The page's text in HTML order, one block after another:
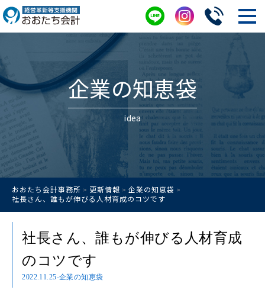
企業の知恵袋
idea
おおたち会計事務所 > 更新情報 > 企業の知恵袋 >
社長さん、誰もが伸びる人材育成のコツです
社長さん、誰もが伸びる人材育成
のコツです
2022.11.25-企業の知恵袋